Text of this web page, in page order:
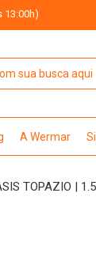
13:00h)
A Wermar
TOPAZIO |